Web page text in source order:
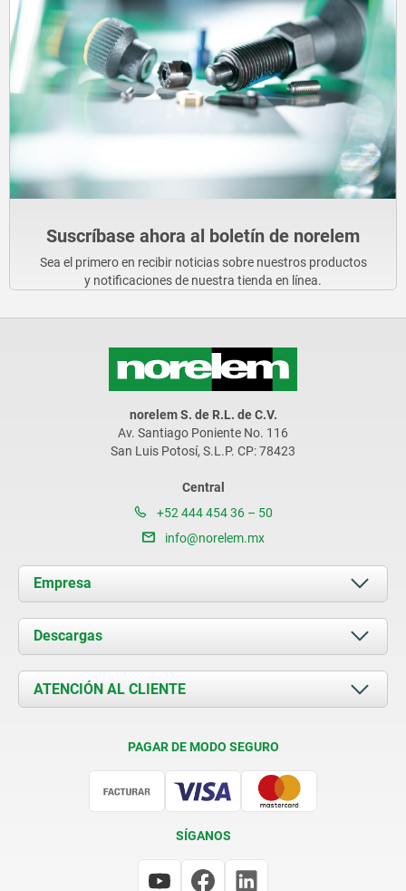
Suscríbase ahora al boletín de norelem
Sea el primero en recibir noticias sobre nuestros productos
y notificaciones de nuestra tienda en línea.
norelem S. de R.L. de C.V.
Av. Santiago Poniente No. 116
San Luis Potosí, S.L.P. CP: 78423
Central
+52 444 454 36 – 50
info@norelem.mx
Empresa
Acerca de nosotros
Novedades
Contacto
Descargas
Documents
ATENCIÓN AL CLIENTE
PAGAR DE MODO SEGURO
SÍGANOS